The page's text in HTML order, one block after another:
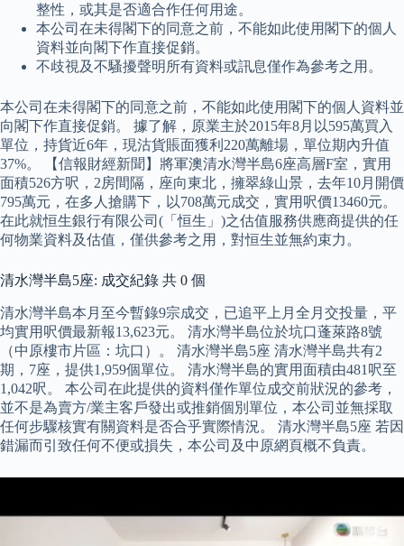
整性，或其是否適合作任何用途。
本公司在未得閣下的同意之前，不能如此使用閣下的個人
資料並向閣下作直接促銷。
不歧視及不騷擾聲明所有資料或訊息僅作為參考之用。
本公司在未得閣下的同意之前，不能如此使用閣下的個人資料並
向閣下作直接促銷。 據了解，原業主於2015年8月以595萬買入
單位，持貨近6年，現沽貨賬面獲利220萬離場，單位期內升值
37%。 【信報財經新聞】將軍澳清水灣半島6座高層F室，實用
面積526方呎，2房間隔，座向東北，擁翠綠山景，去年10月開價
795萬元，在多人搶購下，以708萬元成交，實用呎價13460元。
在此就恒生銀行有限公司(「恒生」)之估值服務供應商提供的任
何物業資料及估值，僅供參考之用，對恒生並無約束力。
清水灣半島5座: 成交紀錄 共 0 個
清水灣半島本月至今暫錄9宗成交，已追平上月全月交投量，平
均實用呎價最新報13,623元。 清水灣半島位於坑口蓬萊路8號
（中原樓市片區：坑口）。 清水灣半島5座 清水灣半島共有2
期，7座，提供1,959個單位。 清水灣半島的實用面積由481呎至
1,042呎。 本公司在此提供的資料僅作單位成交前狀況的參考，
並不是為賣方/業主客戶發出或推銷個別單位，本公司並無採取
任何步驟核實有關資料是否合乎實際情況。 清水灣半島5座 若因
錯漏而引致任何不便或損失，本公司及中原網頁概不負責。